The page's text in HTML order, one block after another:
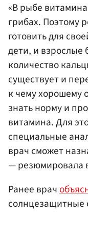
«В рыбе
грибах. Поэтому
готовить для
дети, и взрослые
количество
существует и
к чему хорошему
знать норму и
витамина. Для
специальные
врач сможет
— резюмировала
Ранее врач
солнцезащитные